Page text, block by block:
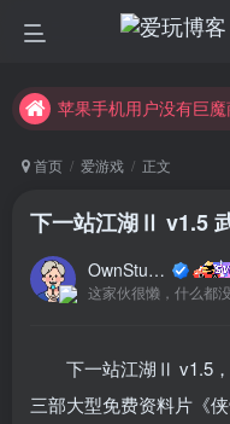
苹果手机用户没有巨
苹果手机用户没有巨
首页 爱游戏 正文
下一站江湖Ⅱ v1.5
OwnStupid
这家伙很懒，什么都没
下一站江湖Ⅱ v1.5
三部大型免费资料片《